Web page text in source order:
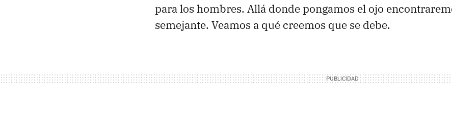
para los hombres. Allá donde pongamos el ojo
semejante. Veamos a qué creemos que se debe.